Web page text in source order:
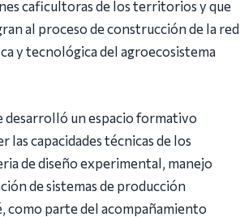
caficultoras de los territorios y que
al proceso de construcción de la red
y tecnológica del agroecosistema
desarrolló un espacio formativo
capacidades técnicas de los
de diseño experimental, manejo
de sistemas de producción
como parte del acompañamiento